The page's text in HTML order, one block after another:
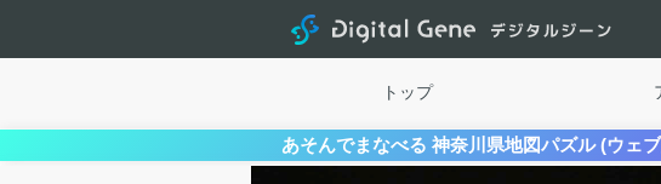
トップ
あそんでまなべる 神奈川県地図パズル (ウェ